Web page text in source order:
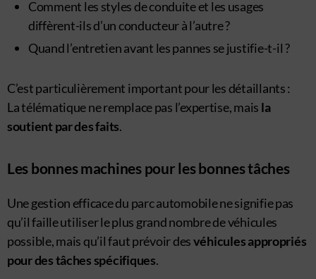
Comment les styles de conduite et les usages
diffèrent-ils d’un conducteur à l’autre ?
Quand l’entretien avant les pannes se justifie-t-il ?
C’est particulièrement important pour les détaillants :
La télématique ne remplace pas l’expertise, mais la
soutient par des faits.
Les bonnes machines pour les bonnes tâches
Une gestion efficace du parc automobile ne signifie pas
qu’il faille utiliser le plus grand nombre de véhicules
possible, mais qu’il faut prévoir desvéhicules appropriés
pour des tâches spécifiques.